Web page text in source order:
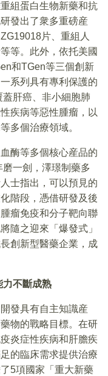
組蛋白生物新藥和抗
發出了衆多重磅産
片、重組人
等。此外，依托美國
和TGen等三個創新
系列具有專利保護的
肝癌、非小細胞肺
疾病等惡性腫瘤，以
多個治療領域。
酶等多個核心産品的
一劍，澤璟制藥多
士指出，可以預見的
階段，憑借研發及後
瘤免疫和分子靶向聯
隨之迎來「爆發式」
創新型醫藥企業，成
力不斷成熟
發具有自主知識産
物的戰略目標。在研
炎症性疾病和肝膽疾
的臨床需求提供治療
5項國家「重大新藥